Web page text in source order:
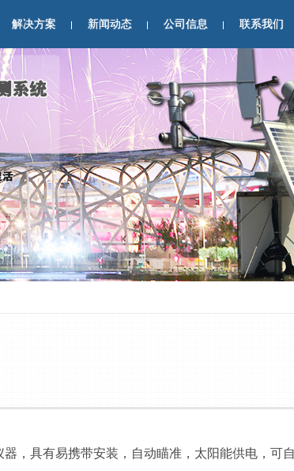
解决方案 新闻动态 公司信息 联系我们
具有易携带安装，自动瞄准，太阳能供电，可